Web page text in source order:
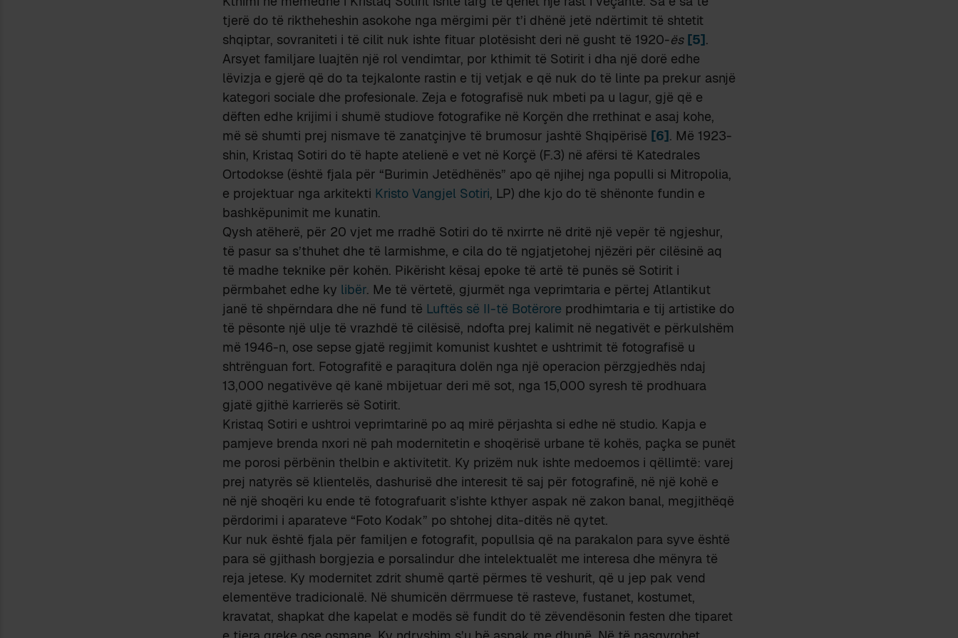
tjerë do të riktheheshin asokohe nga mërgimi për t’i dhënë jetë ndërtimit të shtetit
shqiptar, sovraniteti i të cilit nuk ishte fituar plotësisht deri në gusht të 1920-ës [5].
Arsyet familjare luajtën një rol vendimtar, por kthimit të Sotirit i dha një dorë edhe
lëvizja e gjerë që do ta tejkalonte rastin e tij vetjak e që nuk do të linte pa prekur asnjë
kategori sociale dhe profesionale. Zeja e fotografisë nuk mbeti pa u lagur, gjë që e
dëften edhe krijimi i shumë studiove fotografike në Korçën dhe rrethinat e asaj kohe,
më së shumti prej nismave të zanatçinjve të brumosur jashtë Shqipërisë [6]. Më 1923-
shin, Kristaq Sotiri do të hapte atelienë e vet në Korçë (F.3) në afërsi të Katedrales
Ortodokse (është fjala për “Burimin Jetëdhënës” apo që njihej nga populli si Mitropolia,
e projektuar nga arkitekti Kristo Vangjel Sotiri, LP) dhe kjo do të shënonte fundin e
bashkëpunimit me kunatin.
Qysh atëherë, për 20 vjet me rradhë Sotiri do të nxirrte në dritë një vepër të ngjeshur,
të pasur sa s’thuhet dhe të larmishme, e cila do të ngjatjetohej njëzëri për cilësinë aq
të madhe teknike për kohën. Pikërisht kësaj epoke të artë të punës së Sotirit i
përmbahet edhe ky libër. Me të vërtetë, gjurmët nga veprimtaria e përtej Atlantikut
janë të shpërndara dhe në fund të Luftës së II-të Botërore prodhimtaria e tij artistike do
të pësonte një ulje të vrazhdë të cilësisë, ndofta prej kalimit në negativët e përkulshëm
më 1946-n, ose sepse gjatë regjimit komunist kushtet e ushtrimit të fotografisë u
shtrënguan fort. Fotografitë e paraqitura dolën nga një operacion përzgjedhës ndaj
13,000 negativëve që kanë mbijetuar deri më sot, nga 15,000 syresh të prodhuara
gjatë gjithë karrierës së Sotirit.
Kristaq Sotiri e ushtroi veprimtarinë po aq mirë përjashta si edhe në studio. Kapja e
pamjeve brenda nxori në pah modernitetin e shoqërisë urbane të kohës, paçka se punët
me porosi përbënin thelbin e aktivitetit. Ky prizëm nuk ishte medoemos i qëllimtë: varej
prej natyrës së klientelës, dashurisë dhe interesit të saj për fotografinë, në një kohë e
në një shoqëri ku ende të fotografuarit s’ishte kthyer aspak në zakon banal, megjithëqë
përdorimi i aparateve “Foto Kodak” po shtohej dita-ditës në qytet.
Kur nuk është fjala për familjen e fotografit, popullsia që na parakalon para syve është
para së gjithash borgjezia e porsalindur dhe intelektualët me interesa dhe mënyra të
reja jetese. Ky modernitet zdrit shumë qartë përmes të veshurit, që u jep pak vend
elementëve tradicionalë. Në shumicën dërrmuese të rasteve, fustanet, kostumet,
kravatat, shapkat dhe kapelat e modës së fundit do të zëvendësonin festen dhe tiparet